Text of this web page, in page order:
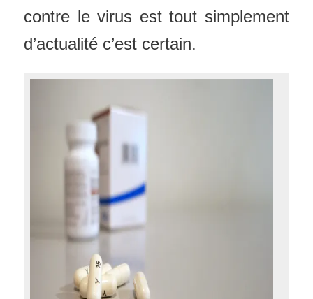
contre le virus est tout simplement
d’actualité c’est certain.